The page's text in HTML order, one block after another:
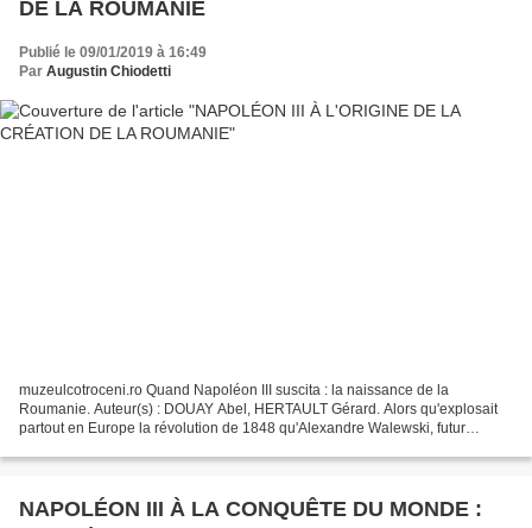
DE LA ROUMANIE
Publié le 09/01/2019 à 16:49
Par Augustin Chiodetti
muzeulcotroceni.ro Quand Napoléon III suscita : la naissance de la
Roumanie. Auteur(s) : DOUAY Abel, HERTAULT Gérard. Alors qu'explosait
partout en Europe la révolution de 1848 qu'Alexandre Walewski, futur
NAPOLÉON III À LA CONQUÊTE DU MONDE :